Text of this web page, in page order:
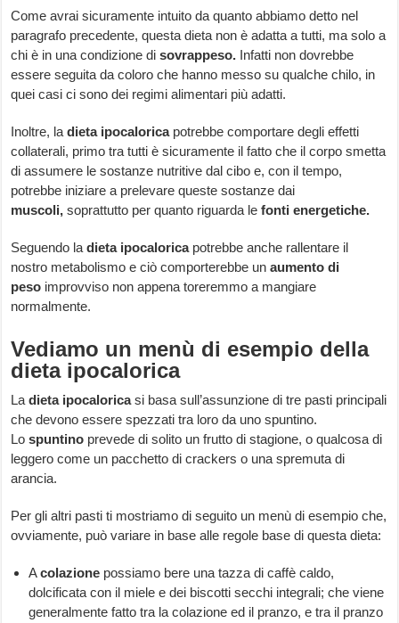
Come avrai sicuramente intuito da quanto abbiamo detto nel
paragrafo precedente, questa dieta non è adatta a tutti, ma solo a
chi è in una condizione disovrappeso. Infatti non dovrebbe
essere seguita da coloro che hanno messo su qualche chilo, in
quei casi ci sono dei regimi alimentari più adatti.
Inoltre, ladieta ipocalorica potrebbe comportare degli effetti
collaterali, primo tra tutti è sicuramente il fatto che il corpo smetta
di assumere le sostanze nutritive dal cibo e, con il tempo,
potrebbe iniziare a prelevare queste sostanze dai
muscoli,soprattutto per quanto riguarda lefonti energetiche.
Seguendo ladieta ipocalorica potrebbe anche rallentare il
nostro metabolismo e ciò comporterebbe unaumentodi
peso improvviso non appena toreremmo a mangiare
normalmente.
Vediamo un menù di esempio della
dieta ipocalorica
Ladieta ipocaloricasi basa sull’assunzione di tre pasti principali
che devono essere spezzati tra loro da uno spuntino.
Lospuntino prevede di solito un frutto di stagione, o qualcosa di
leggero come un pacchetto di crackers o una spremuta di
arancia.
Per gli altri pasti ti mostriamo di seguito un menù di esempio che,
ovviamente, può variare in base alle regole base di questa dieta:
Acolazione possiamo bere una tazza di caffè caldo,
dolcificata con il miele e dei biscotti secchi integrali; che viene
generalmente fatto tra la colazione ed il pranzo, e tra il pranzo